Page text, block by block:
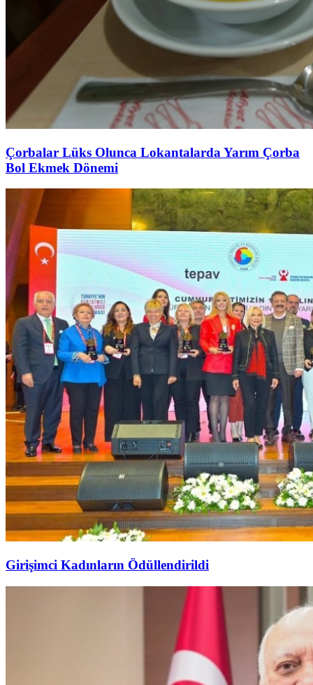
Çorbalar Lüks Olunca Lokantalarda Yarım Çorba
Bol Ekmek Dönemi
Girişimci Kadınların Ödüllendirildi